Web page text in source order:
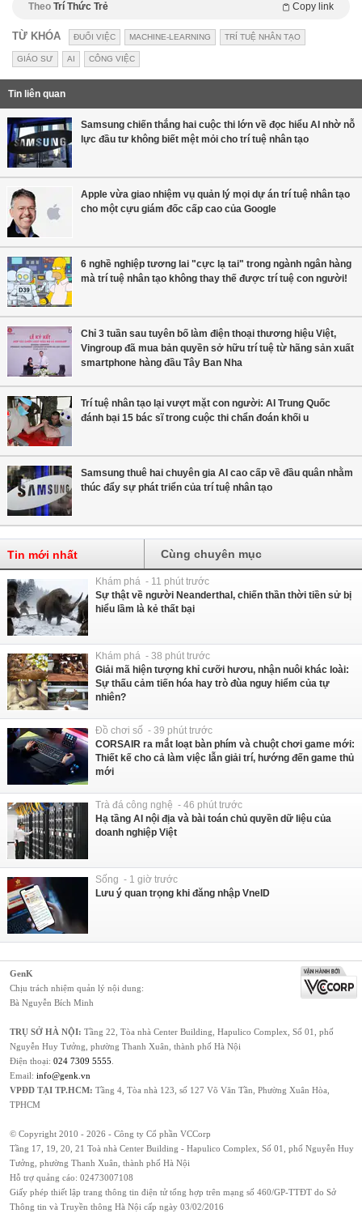
Theo Trí Thức Trẻ Copy link
TỪ KHÓA ĐUỔI VIỆC MACHINE-LEARNING TRÍ TUỆ NHÂN TẠO
GIÁO SƯ AI CÔNG VIỆC
Tin liên quan
Samsung chiến thắng hai cuộc thi lớn về đọc hiểu AI nhờ nỗ
lực đầu tư không biết mệt mỏi cho trí tuệ nhân tạo
Apple vừa giao nhiệm vụ quản lý mọi dự án trí tuệ nhân tạo
cho một cựu giám đốc cấp cao của Google
6 nghề nghiệp tương lai "cực lạ tai" trong ngành ngân hàng
mà trí tuệ nhân tạo không thay thế được trí tuệ con người!
Chỉ 3 tuần sau tuyên bố làm điện thoại thương hiệu Việt,
Vingroup đã mua bản quyền sở hữu trí tuệ từ hãng sản xuất
smartphone hàng đầu Tây Ban Nha
Trí tuệ nhân tạo lại vượt mặt con người: AI Trung Quốc
đánh bại 15 bác sĩ trong cuộc thi chẩn đoán khối u
Samsung thuê hai chuyên gia AI cao cấp về đầu quân nhằm
thúc đẩy sự phát triển của trí tuệ nhân tạo
Tin mới nhất Cùng chuyên mục
Khám phá - 11 phút trước
Sự thật về người Neanderthal, chiến thần thời tiền sử bị
hiểu lầm là kẻ thất bại
Khám phá - 38 phút trước
Giải mã hiện tượng khỉ cưỡi hươu, nhận nuôi khác loài:
Sự thấu cảm tiến hóa hay trò đùa nguy hiểm của tự
nhiên?
Đồ chơi số - 39 phút trước
CORSAIR ra mắt loạt bàn phím và chuột chơi game mới:
Thiết kế cho cả làm việc lẫn giải trí, hướng đến game thủ
mới
Trà đá công nghệ - 46 phút trước
Hạ tầng AI nội địa và bài toán chủ quyền dữ liệu của
doanh nghiệp Việt
Sống - 1 giờ trước
Lưu ý quan trọng khi đăng nhập VneID
GenK
Chịu trách nhiệm quản lý nội dung:
Bà Nguyễn Bích Minh
TRỤ SỞ HÀ NỘI: Tầng 22, Tòa nhà Center Building, Hapulico Complex, Số 01, phố
Nguyễn Huy Tưởng, phường Thanh Xuân, thành phố Hà Nội
Điện thoại: 024 7309 5555
Email: info@genk.vn
VPĐD TẠI TP.HCM: Tầng 4, Tòa nhà 123, số 127 Võ Văn Tần, Phường Xuân Hòa,
TPHCM
© Copyright 2010 - 2026 - Công ty Cổ phần VCCorp
Tầng 17, 19, 20, 21 Toà nhà Center Building - Hapulico Complex, Số 01, phố Nguyễn Huy
Tưởng, phường Thanh Xuân, thành phố Hà Nội
Hỗ trợ quảng cáo: 02473007108
Giấy phép thiết lập trang thông tin điện tử tổng hợp trên mạng số 460/GP-TTĐT do Sở
Thông tin và Truyền thông Hà Nội cấp ngày 03/02/2016